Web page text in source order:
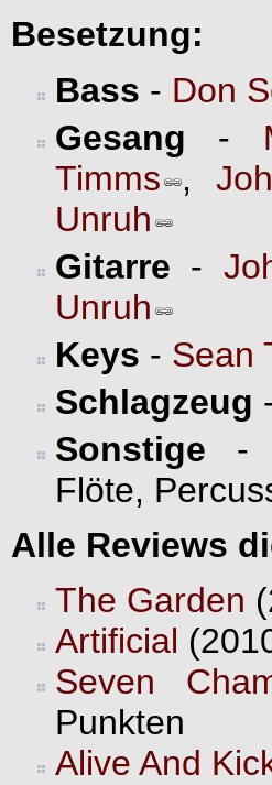
Besetzung:
Bass - Don
Gesang -
Timms ,
Unruh
Gitarre -
Unruh
Keys - Sean
Schlagzeug
Sonstige -
Flöte,
Alle Reviews
The Garden
Artificial
Seven
Punkten
Alive And